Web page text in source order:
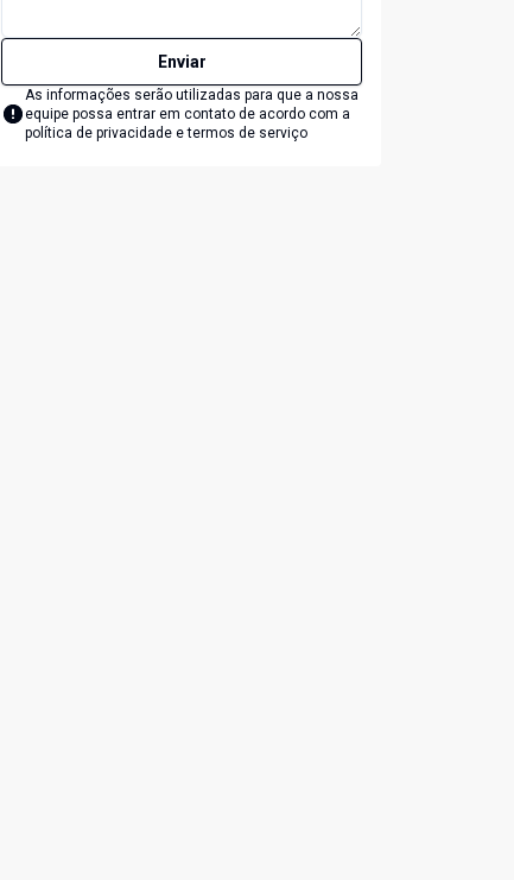
Enviar
As informações serão utilizadas para que a nossa
equipe possa entrar em contato de acordo com a
política de privacidade e termos de serviço